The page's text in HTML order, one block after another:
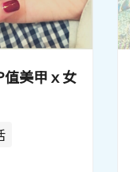
值美甲ｘ女